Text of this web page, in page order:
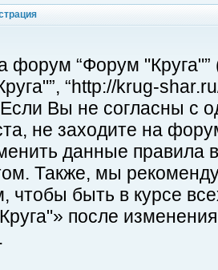
форум “Форум
“http://krug-
Вы не согласны с
не заходите на
данные правила
Также, мы
чтобы быть в курсе
после